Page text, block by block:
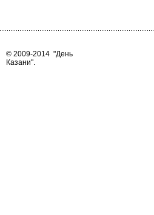
© 2009-2014 "День
Казани".